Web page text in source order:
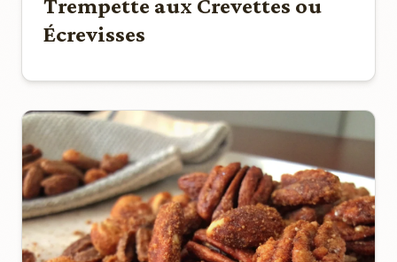
Trempette aux Crevettes ou
Écrevisses